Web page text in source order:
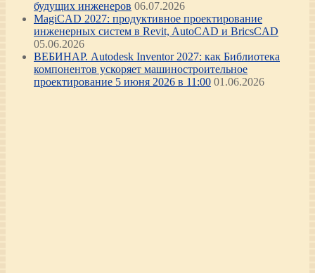
будущих инженеров 06.07.2026
MagiCAD 2027: продуктивное проектирование
инженерных систем в Revit, AutoCAD и BricsCAD
05.06.2026
ВЕБИНАР. Autodesk Inventor 2027: как Библиотека
компонентов ускоряет машиностроительное
проектирование 5 июня 2026 в 11:00 01.06.2026